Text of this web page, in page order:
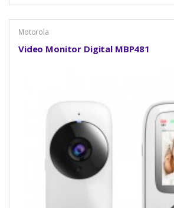
Motorola
Video Monitor Digital MBP481